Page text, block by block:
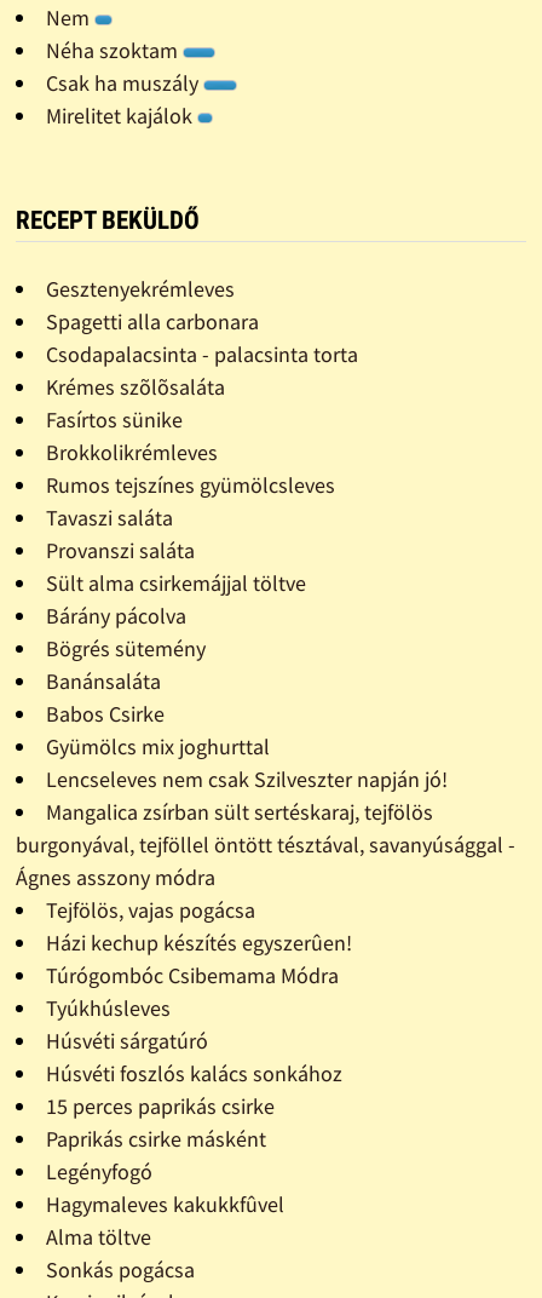
Nem
Néha szoktam
Csak ha muszály
Mirelitet kajálok
RECEPT BEKÜLDŐ
Gesztenyekrémleves
Spagetti alla carbonara
Csodapalacsinta - palacsinta torta
Krémes szõlõsaláta
Fasírtos sünike
Brokkolikrémleves
Rumos tejszínes gyümölcsleves
Tavaszi saláta
Provanszi saláta
Sült alma csirkemájjal töltve
Bárány pácolva
Bögrés sütemény
Banánsaláta
Babos Csirke
Gyümölcs mix joghurttal
Lencseleves nem csak Szilveszter napján jó!
Mangalica zsírban sült sertéskaraj, tejfölös
burgonyával, tejföllel öntött tésztával, savanyúsággal -
Ágnes asszony módra
Tejfölös, vajas pogácsa
Házi kechup készítés egyszerûen!
Túrógombóc Csibemama Módra
Tyúkhúsleves
Húsvéti sárgatúró
Húsvéti foszlós kalács sonkához
15 perces paprikás csirke
Paprikás csirke másként
Legényfogó
Hagymaleves kakukkfûvel
Alma töltve
Sonkás pogácsa